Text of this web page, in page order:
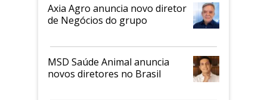
Axia Agro anuncia novo diretor
de Negócios do grupo
MSD Saúde Animal anuncia
novos diretores no Brasil